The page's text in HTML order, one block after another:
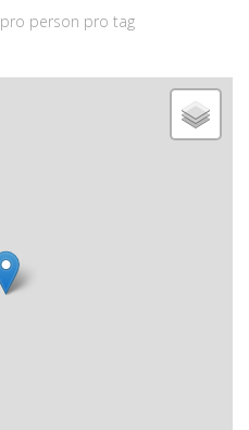
pro person pro tag